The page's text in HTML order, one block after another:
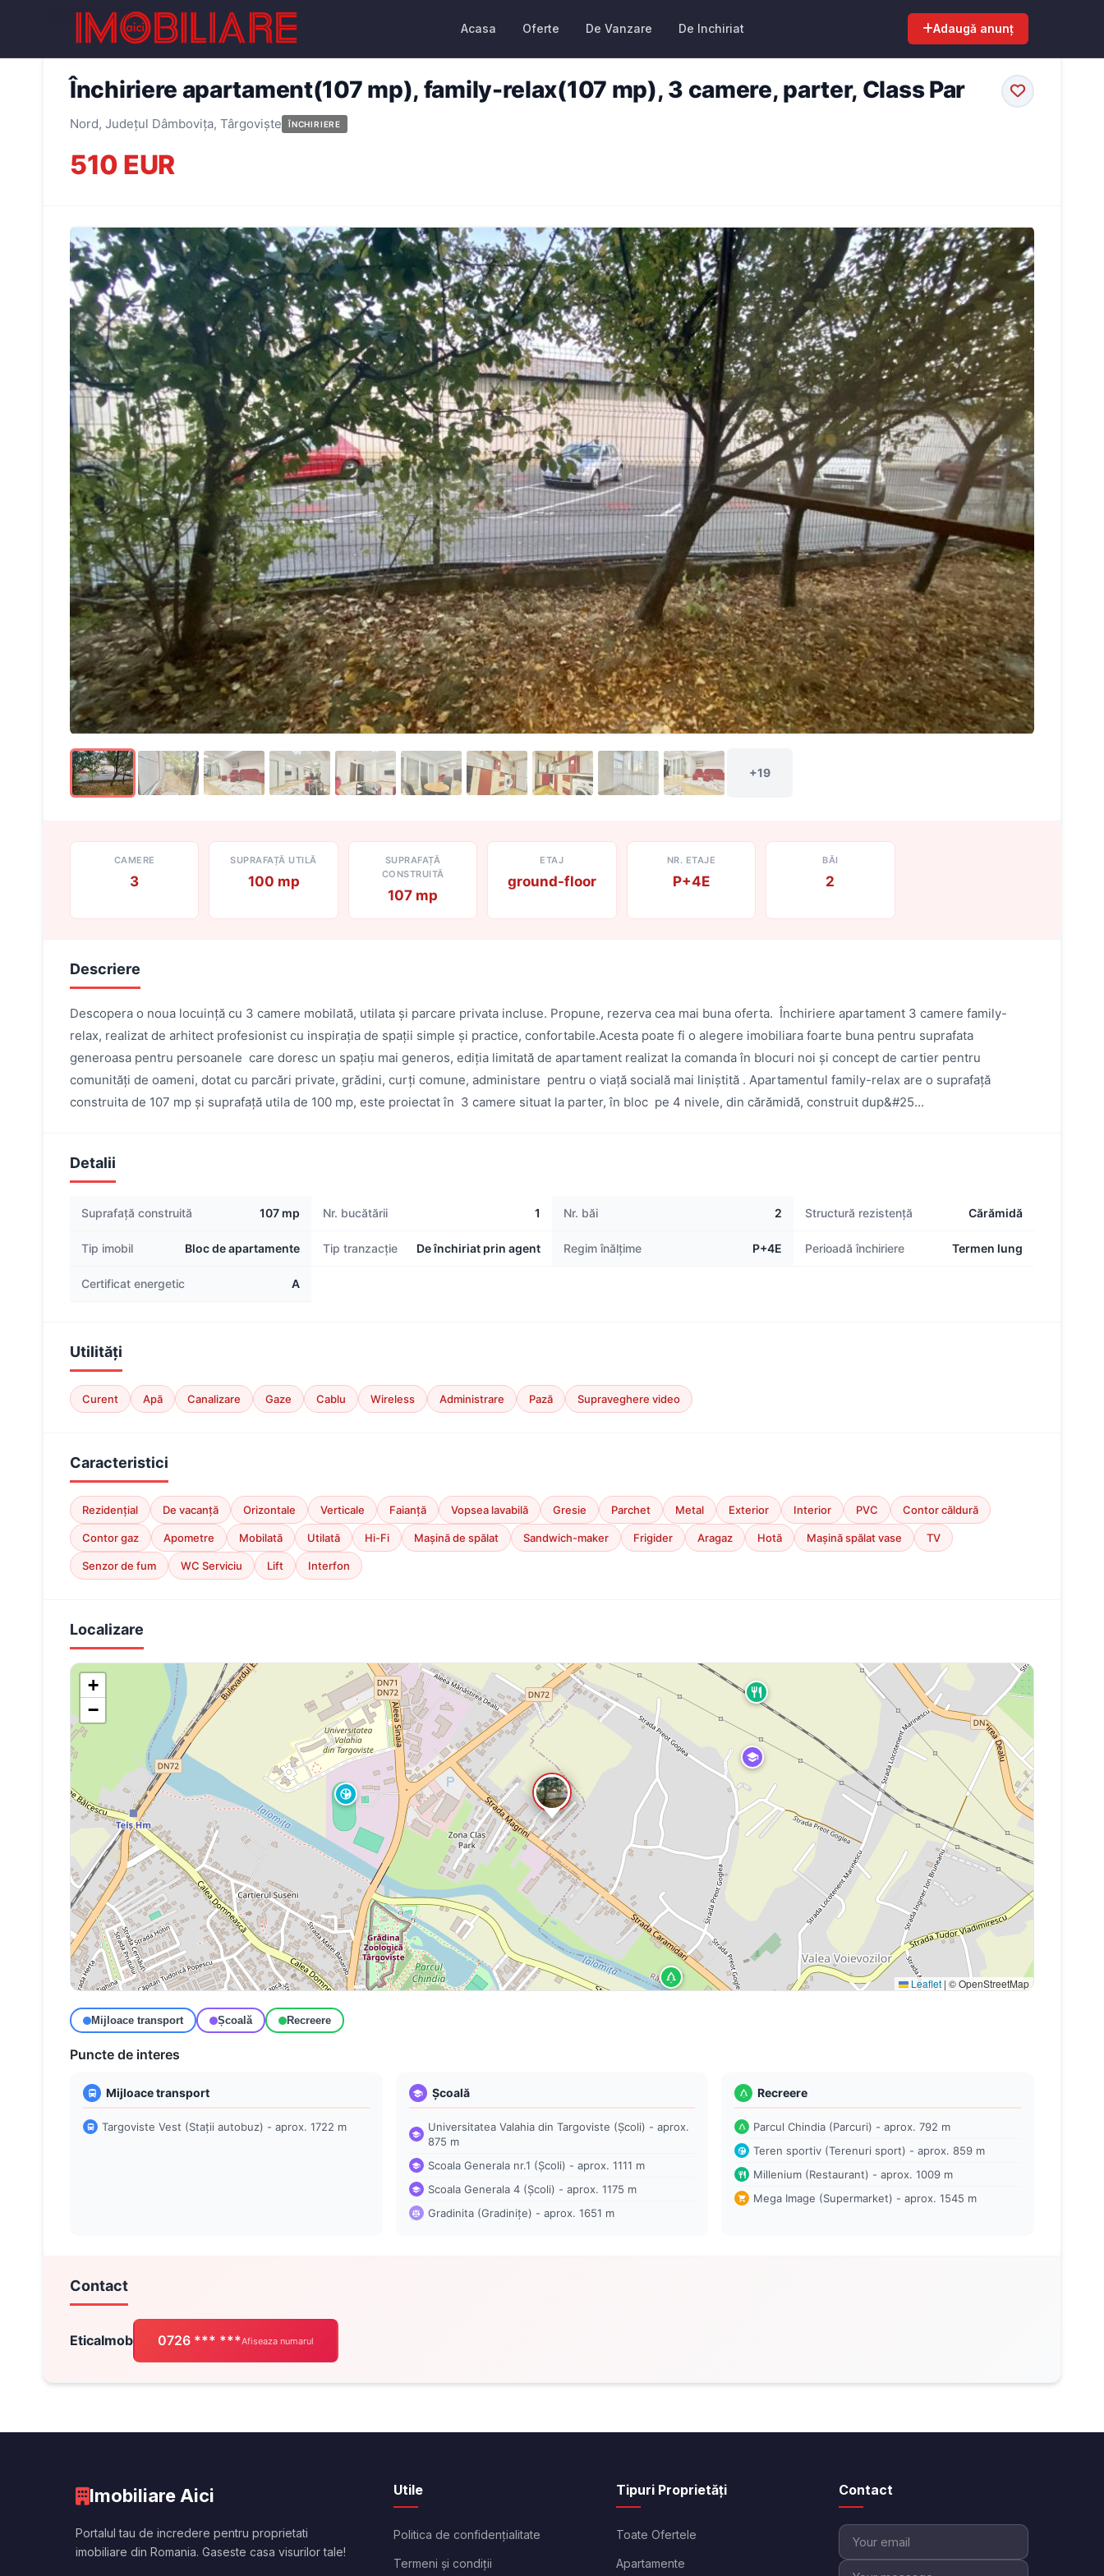
Acasa Oferte De Vanzare De Inchiriat Adaugă anunț
← Înapoi la oferte
Închiriere apartament(107 mp), family-relax(107 mp), 3 camere, parter, Class Par
Nord, Județul Dâmbovița, Târgoviște ÎNCHIRIERE
510 EUR
+19
CAMERE
3
SUPRAFAȚĂ UTILĂ
100 mp
SUPRAFAȚĂ
CONSTRUITĂ
107 mp
ETAJ
ground-floor
NR. ETAJE
P+4E
BĂI
2
Descriere
Descopera o noua locuință cu 3 camere mobilată, utilata și parcare privata incluse. Propune, rezerva cea mai buna oferta. Închiriere apartament 3 camere family-
relax, realizat de arhitect profesionist cu inspirația de spații simple și practice, confortabile.Acesta poate fi o alegere imobiliara foarte buna pentru suprafata
generoasa pentru persoanele care doresc un spațiu mai generos, ediția limitată de apartament realizat la comanda în blocuri noi și concept de cartier pentru
comunități de oameni, dotat cu parcări private, grădini, curți comune, administare pentru o viață socială mai liniștită . Apartamentul family-relax are o suprafață
construita de 107 mp și suprafață utila de 100 mp, este proiectat în 3 camere situat la parter, în bloc pe 4 nivele, din cărămidă, construit dup&#25...
Detalii
Suprafață construită 107 mp Nr. bucătării 1 Nr. băi 2 Structură rezistență Cărămidă
Tip imobil Bloc de apartamente Tip tranzacție De închiriat prin agent Regim înălțime P+4E Perioadă închiriere Termen lung
Certificat energetic A
Utilități
Curent Apă Canalizare Gaze Cablu Wireless Administrare Pază Supraveghere video
Caracteristici
Rezidențial De vacanță Orizontale Verticale Faianță Vopsea lavabilă Gresie Parchet Metal Exterior Interior PVC Contor căldură
Contor gaz Apometre Mobilată Utilată Hi-Fi Mașină de spălat Sandwich-maker Frigider Aragaz Hotă Mașină spălat vase TV
Senzor de fum WC Serviciu Lift Interfon
Localizare
+
−
Leaflet | © OpenStreetMap
Mijloace transport Școală Recreere
Puncte de interes
Mijloace transport
Targoviste Vest (Stații autobuz) - aprox. 1722 m
Școală
Universitatea Valahia din Targoviste (Școli) - aprox.
875 m
Scoala Generala nr.1 (Școli) - aprox. 1111 m
Scoala Generala 4 (Școli) - aprox. 1175 m
Gradinita (Gradinițe) - aprox. 1651 m
Recreere
Parcul Chindia (Parcuri) - aprox. 792 m
Teren sportiv (Terenuri sport) - aprox. 859 m
Millenium (Restaurant) - aprox. 1009 m
Mega Image (Supermarket) - aprox. 1545 m
Contact
EticaImob 0726 *** ***Afiseaza numarul
Imobiliare Aici
Portalul tau de incredere pentru proprietati
imobiliare din Romania. Gaseste casa visurilor tale!
Utile
Politica de confidențialitate
Termeni și condiții
Tipuri Proprietăți
Toate Ofertele
Apartamente
Contact